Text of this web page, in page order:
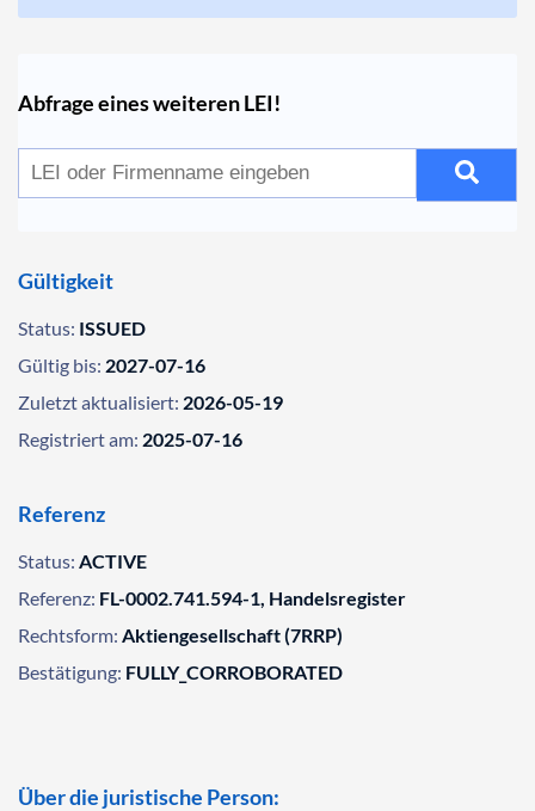
Abfrage eines weiteren LEI!
Gültigkeit
Status: ISSUED
Gültig bis: 2027-07-16
Zuletzt aktualisiert: 2026-05-19
Registriert am: 2025-07-16
Referenz
Status: ACTIVE
Referenz: FL-0002.741.594-1, Handelsregister
Rechtsform: Aktiengesellschaft (7RRP)
Bestätigung: FULLY_CORROBORATED
Über die juristische Person: